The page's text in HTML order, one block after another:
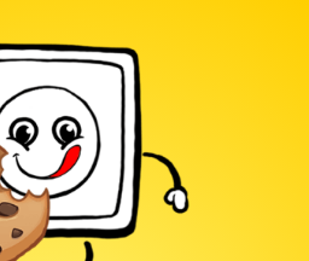
für Ihren Stromtarif
heraus, ob Sie wirklich in
Tarif sind.